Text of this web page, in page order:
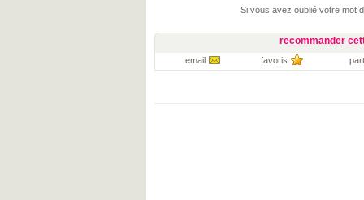
Si vous avez oublié votre mot
recommander
email favoris